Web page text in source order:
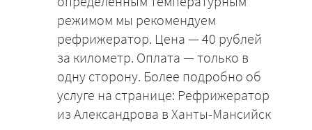
режимом мы рекомендуем
рефрижератор. Цена — 40 рублей
за километр. Оплата — только в
одну сторону. Более подробно об
услуге на странице: Рефрижератор
из Александрова в Ханты-Мансийск